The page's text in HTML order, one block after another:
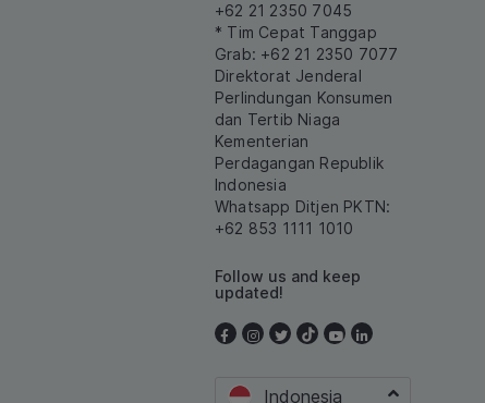
+62 21 2350 7045
* Tim Cepat Tanggap
Grab: +62 21 2350 7077
Direktorat Jenderal
Perlindungan Konsumen
dan Tertib Niaga
Kementerian
Perdagangan Republik
Indonesia
Whatsapp Ditjen PKTN:
+62 853 1111 1010
Follow us and keep
updated!
Indonesia